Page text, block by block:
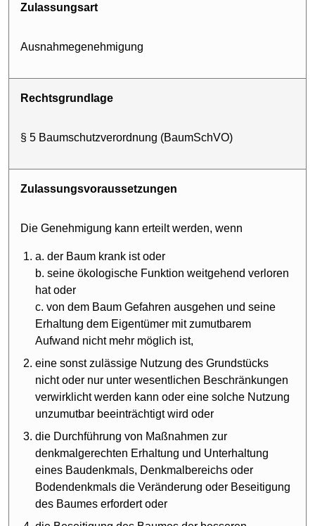
Zulassungsart
Ausnahme­genehmigung
Rechtsgrundlage
§ 5 Baumschutz­verordnung (BaumSchVO)
Zulassungs­voraussetzungen
Die Genehmigung kann erteilt werden, wenn
a. der Baum krank ist oder
b. seine ökologische Funktion weitgehend verloren
hat oder
c. von dem Baum Gefahren ausgehen und seine
Erhaltung dem Eigentümer mit zumutbarem
Aufwand nicht mehr möglich ist,
eine sonst zulässige Nutzung des Grundstücks
nicht oder nur unter wesentlichen Beschränkungen
verwirklicht werden kann oder eine solche Nutzung
unzumutbar beeinträchtigt wird oder
die Durchführung von Maßnahmen zur
denkmalgerechten Erhaltung und Unterhaltung
eines Baudenkmals, Denkmalbereichs oder
Bodendenkmals die Veränderung oder Beseitigung
des Baumes erfordert oder